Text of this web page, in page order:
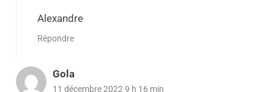
Alexandre
Répondre
Gola
11 décembre 2022 9 h 16 min